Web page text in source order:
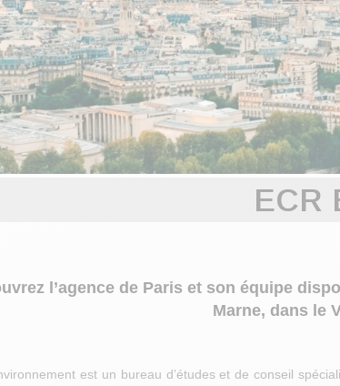
ECR
l’agence de Paris et son équipe
Marne, dans le
est un bureau d’études et de conseil